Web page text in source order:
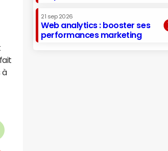
à
21 sep 2026
Web analytics : booster ses
performances marketing